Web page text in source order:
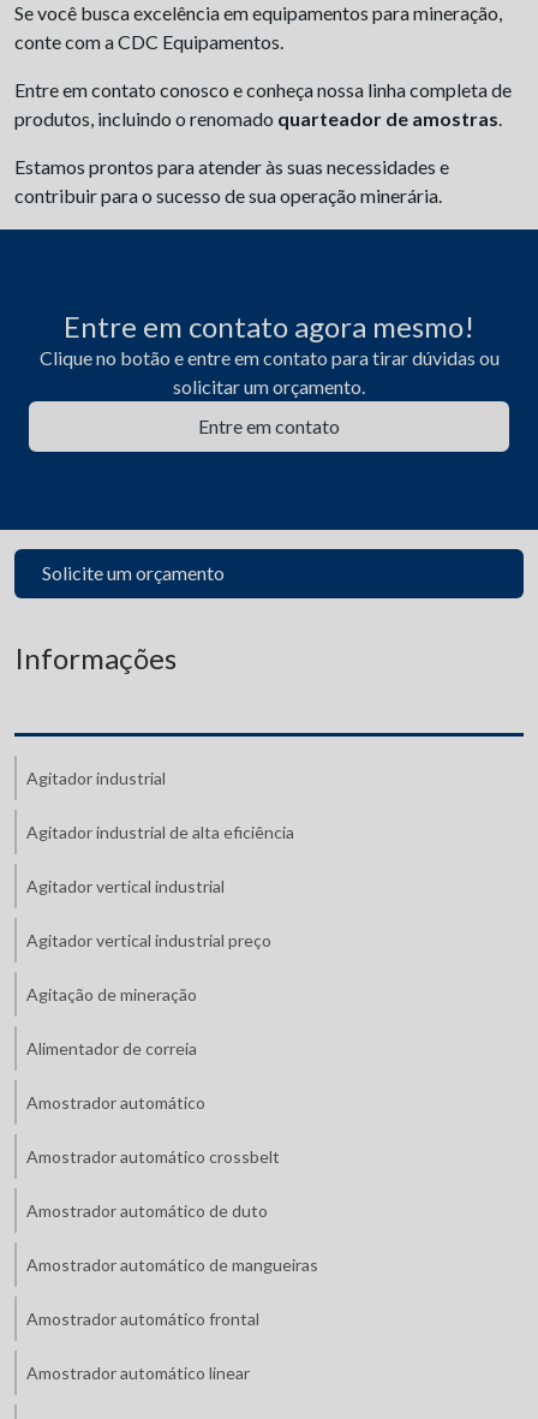
Se você busca excelência em equipamentos para mineração,
conte com a CDC Equipamentos.
Entre em contato conosco e conheça nossa linha completa de
produtos, incluindo o renomado quarteador de amostras.
Estamos prontos para atender às suas necessidades e
contribuir para o sucesso de sua operação minerária.
Entre em contato agora mesmo!
Clique no botão e entre em contato para tirar dúvidas ou
solicitar um orçamento.
Entre em contato
Solicite um orçamento
Informações
Agitador industrial
Agitador industrial de alta eficiência
Agitador vertical industrial
Agitador vertical industrial preço
Agitação de mineração
Alimentador de correia
Amostrador automático
Amostrador automático crossbelt
Amostrador automático de duto
Amostrador automático de mangueiras
Amostrador automático frontal
Amostrador automático linear